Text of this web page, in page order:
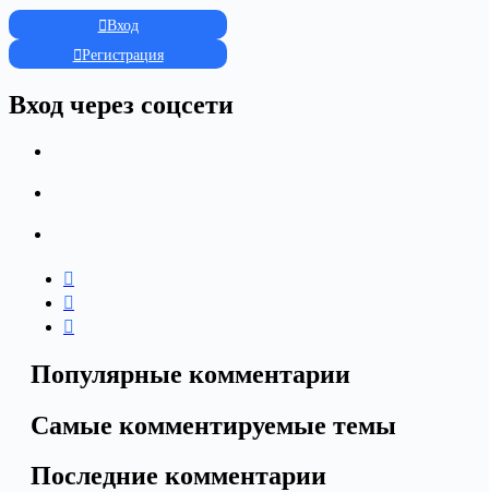
Вход
Регистрация
Вход через соцсети
Популярные комментарии
Самые комментируемые темы
Последние комментарии